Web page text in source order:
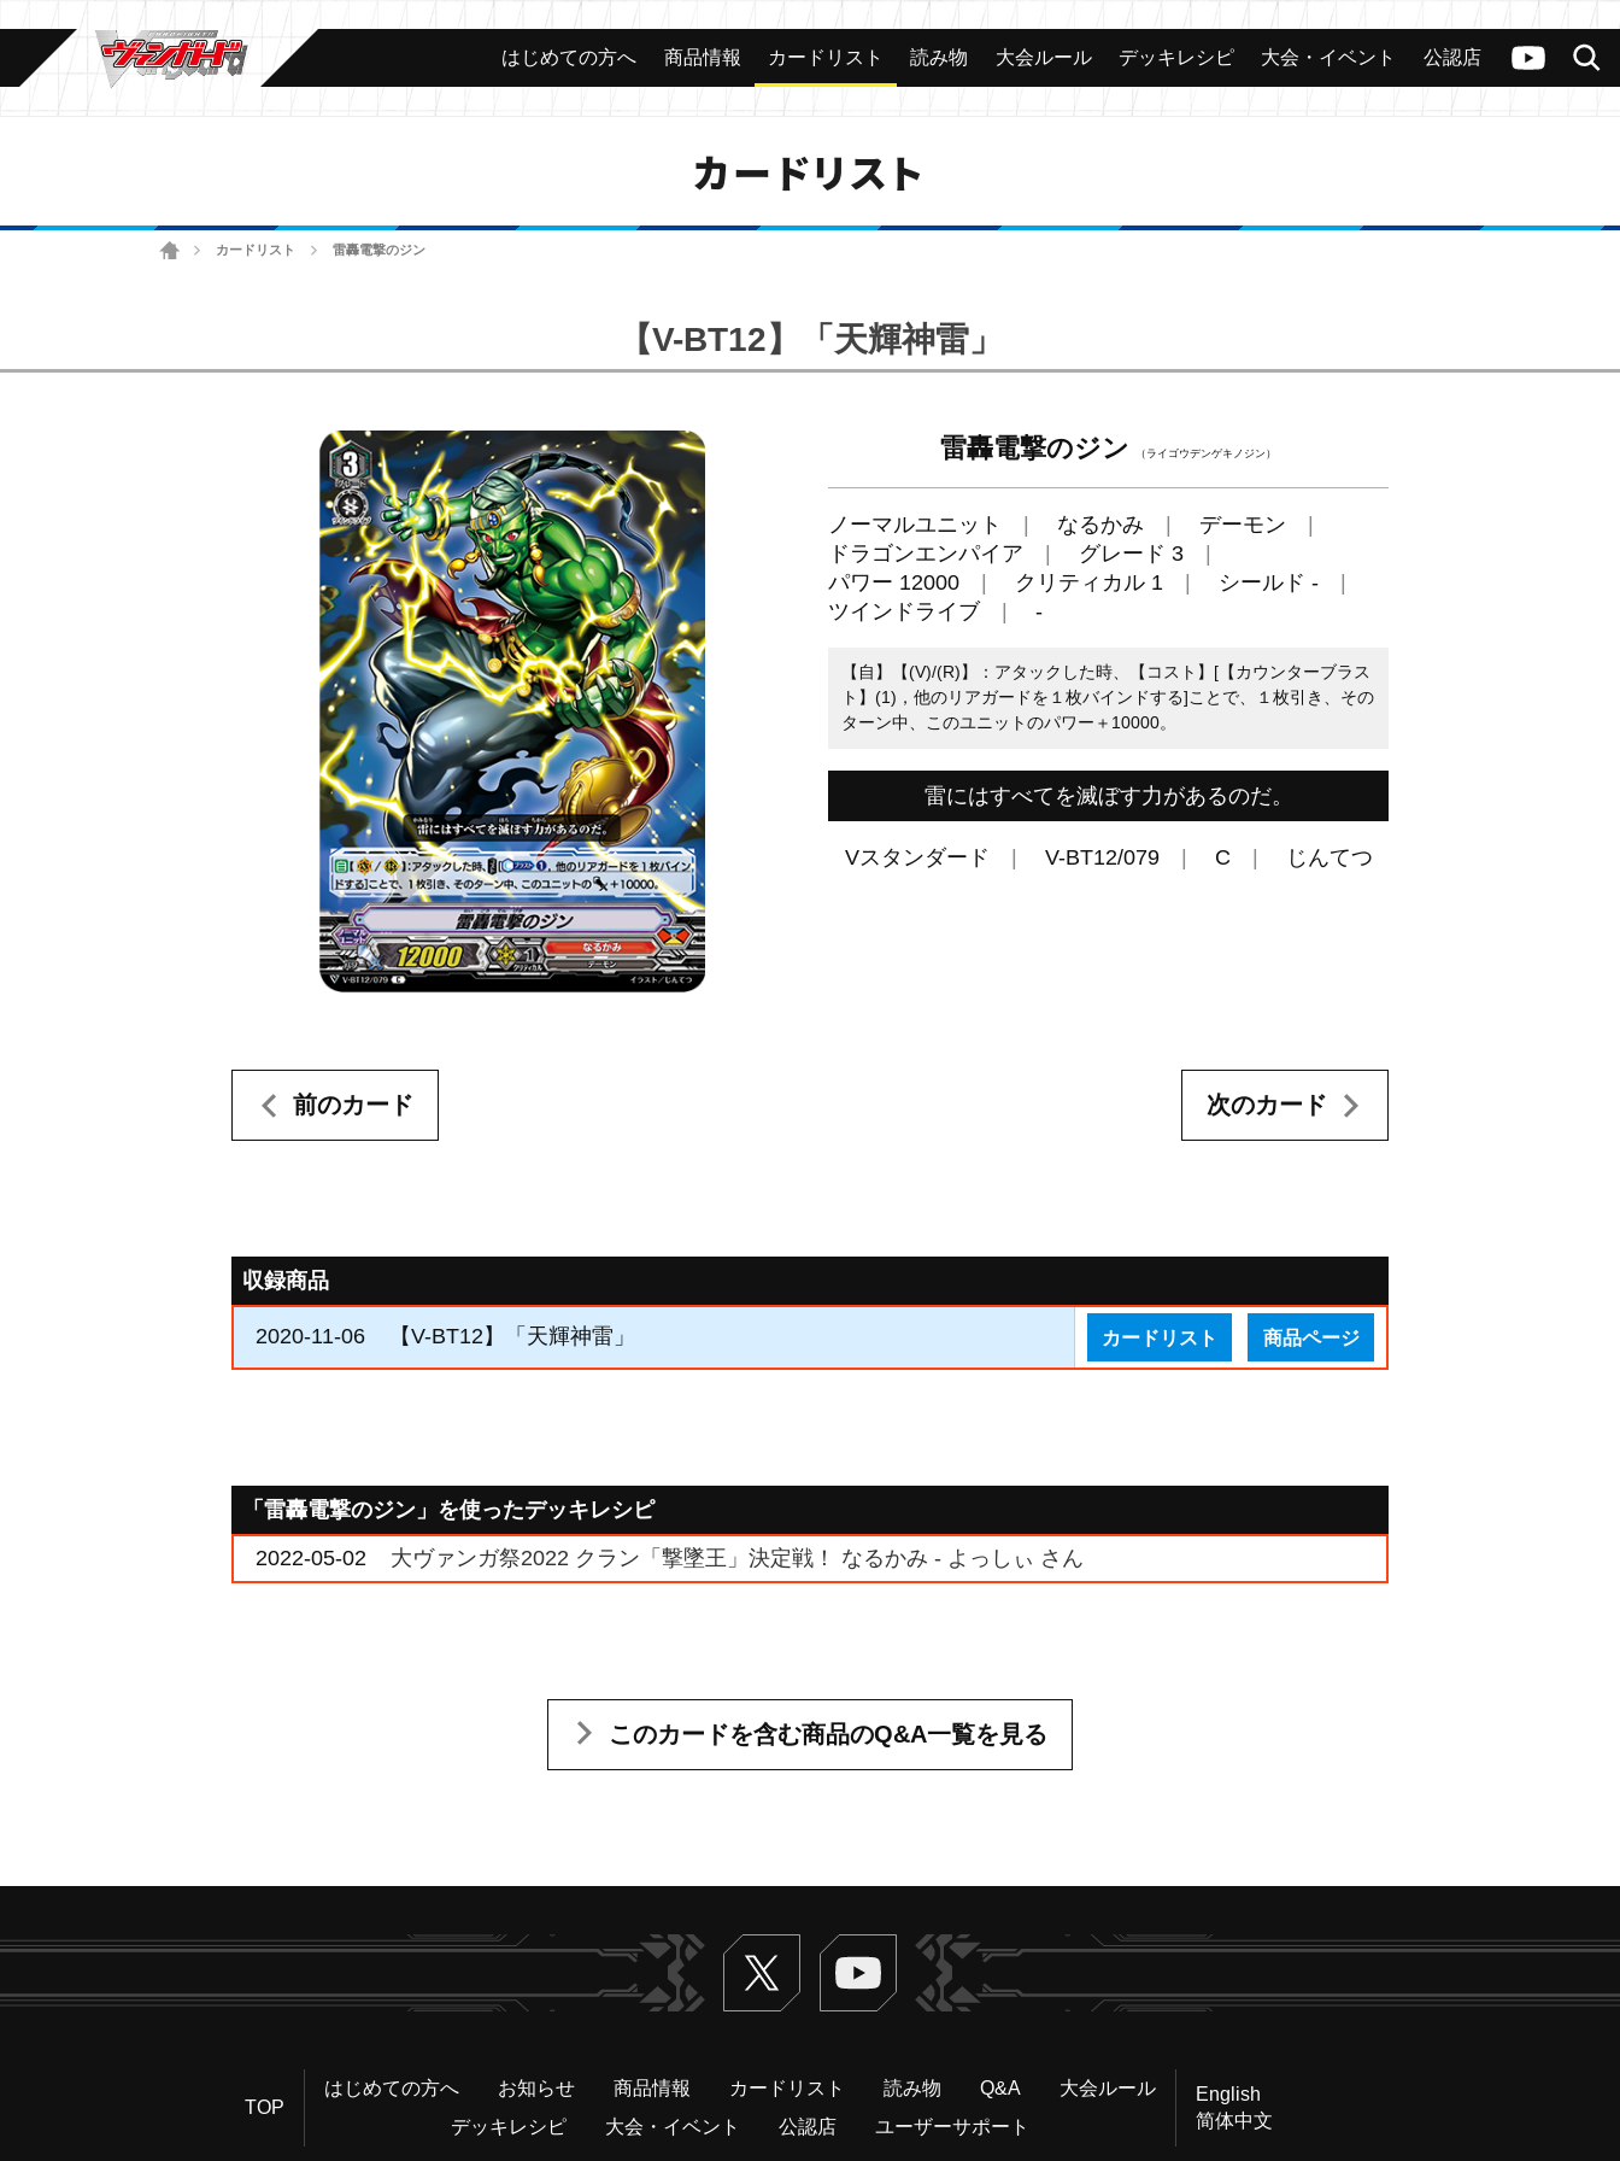
ヴァンガードch
検索
カード 大会 公認店舗 その他
はじめての方へ 商品情報 カードリスト 読み物 大会ルール デッキレシピ 大会・イベント 公認店
カードリスト
ホームカードリスト 雷轟電撃のジン
【V-BT12】「天輝神雷」
雷轟電撃のジン （ライゴウデンゲキノジン）
ノーマルユニット なるかみ
デーモン
ドラゴンエンパイア
グレード 3
パワー 12000
クリティカル 1
シールド -
ツインドライブ
-
【自】【(V)/(R)】：アタックした時、【コスト】[【カウンターブラス
ト】(1)，他のリアガードを１枚バインドする]ことで、１枚引き、その
ターン中、このユニットのパワー＋10000。
雷にはすべてを滅ぼす力があるのだ。
Vスタンダード V-BT12/079 C じんてつ
前のカード 次のカード
収録商品
2020-11-06 【V-BT12】「天輝神雷」 カードリスト 商品ページ
「雷轟電撃のジン」を使ったデッキレシピ
2022-05-02
大ヴァンガ祭2022 クラン「撃墜王」決定戦！ なるかみ - よっしぃ さん
このカードを含む商品のQ&A一覧を見る
Twitter ヴァンガードch
TOP
はじめての方へ お知らせ 商品情報 カードリスト 読み物 Q&A
大会ルール
デッキレシピ
大会・イベント 公認店 ユーザーサポート
English
简体中文